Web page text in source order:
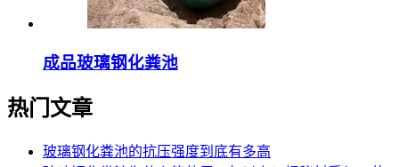
成品玻璃钢化粪池
热门文章
玻璃钢化粪池的抗压强度到底有多高